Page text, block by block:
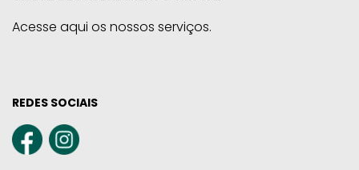
Acesse aqui os nossos serviços.
REDES SOCIAIS